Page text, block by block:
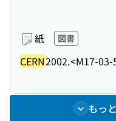
紙 図書
CERN2002.<M17-03-
もっ